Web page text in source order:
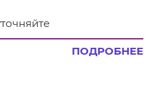
ПОДРОБНЕЕ